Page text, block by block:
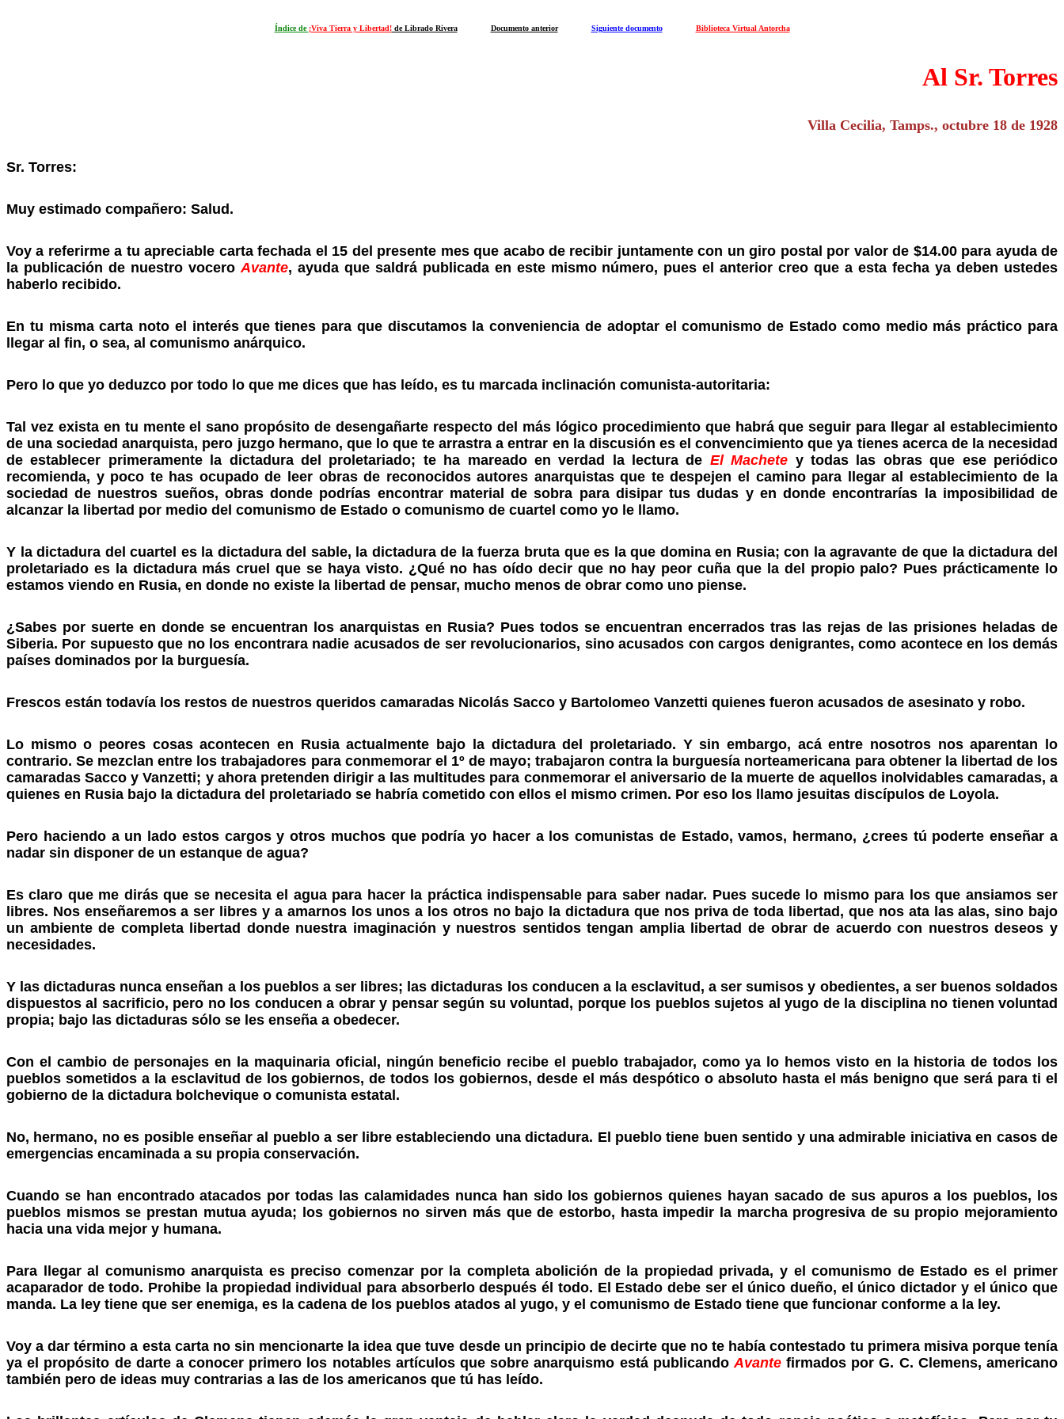
Índice de ¡Viva Tierra y Libertad!de Librado Rivera Documento anterior Siguiente documento Biblioteca Virtual Antorcha
Al Sr. Torres
Villa Cecilia, Tamps., octubre 18 de 1928
Sr. Torres:
Muy estimado compañero: Salud.
Voy a referirme a tu apreciable carta fechada el 15 del presente mes que acabo de recibir juntamente con un giro postal por valor de $14.00 para ayuda de
la publicación de nuestro voceroAvante, ayuda que saldrá publicada en este mismo número, pues el anterior creo que a esta fecha ya deben ustedes
haberlo recibido.
En tu misma carta noto el interés que tienes para que discutamos la conveniencia de adoptar el comunismo de Estado como medio más práctico para
llegar al fin, o sea, al comunismo anárquico.
Pero lo que yo deduzco por todo lo que me dices que has leído, es tu marcada inclinación comunista-autoritaria:
Tal vez exista en tu mente el sano propósito de desengañarte respecto del más lógico procedimiento que habrá que seguir para llegar al establecimiento
de una sociedad anarquista, pero juzgo hermano, que lo que te arrastra a entrar en la discusión es el convencimiento que ya tienes acerca de la necesidad
de establecer primeramente la dictadura del proletariado; te ha mareado en verdad la lectura de El Machete y todas las obras que ese periódico
recomienda, y poco te has ocupado de leer obras de reconocidos autores anarquistas que te despejen el camino para llegar al establecimiento de la
sociedad de nuestros sueños, obras donde podrías encontrar material de sobra para disipar tus dudas y en donde encontrarías la imposibilidad de
alcanzar la libertad por medio del comunismo de Estado o comunismo de cuartel como yo le llamo.
Y la dictadura del cuartel es la dictadura del sable, la dictadura de la fuerza bruta que es la que domina en Rusia; con la agravante de que la dictadura del
proletariado es la dictadura más cruel que se haya visto. ¿Qué no has oído decir que no hay peor cuña que la del propio palo? Pues prácticamente lo
estamos viendo en Rusia, en donde no existe la libertad de pensar, mucho menos de obrar como uno piense.
¿Sabes por suerte en donde se encuentran los anarquistas en Rusia? Pues todos se encuentran encerrados tras las rejas de las prisiones heladas de
Siberia. Por supuesto que no los encontrara nadie acusados de ser revolucionarios, sino acusados con cargos denigrantes, como acontece en los demás
países dominados por la burguesía.
Frescos están todavía los restos de nuestros queridos camaradas Nicolás Sacco y Bartolomeo Vanzetti quienes fueron acusados de asesinato y robo.
Lo mismo o peores cosas acontecen en Rusia actualmente bajo la dictadura del proletariado. Y sin embargo, acá entre nosotros nos aparentan lo
contrario. Se mezclan entre los trabajadores para conmemorar el 1º de mayo; trabajaron contra la burguesía norteamericana para obtener la libertad de los
camaradas Sacco y Vanzetti; y ahora pretenden dirigir a las multitudes para conmemorar el aniversario de la muerte de aquellos inolvidables camaradas, a
quienes en Rusia bajo la dictadura del proletariado se habría cometido con ellos el mismo crimen. Por eso los llamo jesuitas discípulos de Loyola.
Pero haciendo a un lado estos cargos y otros muchos que podría yo hacer a los comunistas de Estado, vamos, hermano, ¿crees tú poderte enseñar a
nadar sin disponer de un estanque de agua?
Es claro que me dirás que se necesita el agua para hacer la práctica indispensable para saber nadar. Pues sucede lo mismo para los que ansiamos ser
libres. Nos enseñaremos a ser libres y a amarnos los unos a los otros no bajo la dictadura que nos priva de toda libertad, que nos ata las alas, sino bajo
un ambiente de completa libertad donde nuestra imaginación y nuestros sentidos tengan amplia libertad de obrar de acuerdo con nuestros deseos y
necesidades.
Y las dictaduras nunca enseñan a los pueblos a ser libres; las dictaduras los conducen a la esclavitud, a ser sumisos y obedientes, a ser buenos soldados
dispuestos al sacrificio, pero no los conducen a obrar y pensar según su voluntad, porque los pueblos sujetos al yugo de la disciplina no tienen voluntad
propia; bajo las dictaduras sólo se les enseña a obedecer.
Con el cambio de personajes en la maquinaria oficial, ningún beneficio recibe el pueblo trabajador, como ya lo hemos visto en la historia de todos los
pueblos sometidos a la esclavitud de los gobiernos, de todos los gobiernos, desde el más despótico o absoluto hasta el más benigno que será para ti el
gobierno de la dictadura bolchevique o comunista estatal.
No, hermano, no es posible enseñar al pueblo a ser libre estableciendo una dictadura. El pueblo tiene buen sentido y una admirable iniciativa en casos de
emergencias encaminada a su propia conservación.
Cuando se han encontrado atacados por todas las calamidades nunca han sido los gobiernos quienes hayan sacado de sus apuros a los pueblos, los
pueblos mismos se prestan mutua ayuda; los gobiernos no sirven más que de estorbo, hasta impedir la marcha progresiva de su propio mejoramiento
hacia una vida mejor y humana.
Para llegar al comunismo anarquista es preciso comenzar por la completa abolición de la propiedad privada, y el comunismo de Estado es el primer
acaparador de todo. Prohibe la propiedad individual para absorberlo después él todo. El Estado debe ser el único dueño, el único dictador y el único que
manda. La ley tiene que ser enemiga, es la cadena de los pueblos atados al yugo, y el comunismo de Estado tiene que funcionar conforme a la ley.
Voy a dar término a esta carta no sin mencionarte la idea que tuve desde un principio de decirte que no te había contestado tu primera misiva porque tenía
ya el propósito de darte a conocer primero los notables artículos que sobre anarquismo está publicandoAvantefirmados por G. C. Clemens, americano
también pero de ideas muy contrarias a las de los americanos que tú has leído.